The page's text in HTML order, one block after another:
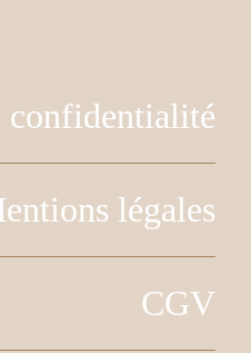
confidentialité
légales
CGV